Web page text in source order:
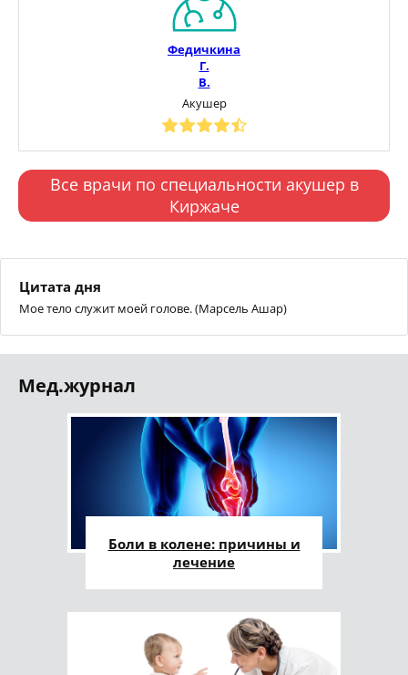
Федичкина
Г.
В.
Акушер
Все врачи по специальности акушер в
Киржаче
Цитата дня
Мое тело служит моей голове. (Марсель Ашар)
Мед.журнал
Боли в колене: причины и
лечение